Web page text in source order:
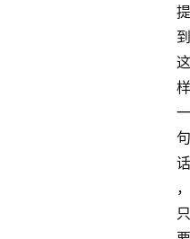
提
到
这
样
一
句
话
，
只